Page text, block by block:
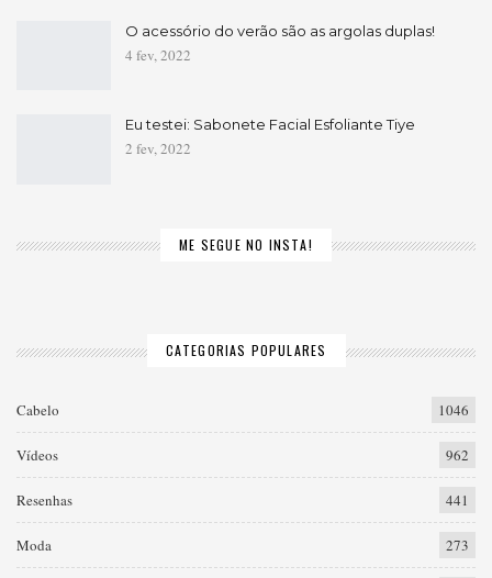
O acessório do verão são as argolas duplas!
4 fev, 2022
Eu testei: Sabonete Facial Esfoliante Tiye
2 fev, 2022
ME SEGUE NO INSTA!
CATEGORIAS POPULARES
Cabelo 1046
Vídeos 962
Resenhas 441
Moda 273